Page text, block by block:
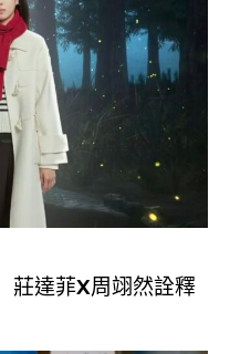
達菲X周翊然詮釋